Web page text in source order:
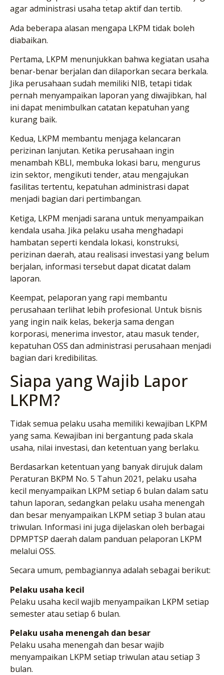
agar administrasi usaha tetap aktif dan tertib.
Ada beberapa alasan mengapa LKPM tidak boleh
diabaikan.
Pertama, LKPM menunjukkan bahwa kegiatan usaha
benar-benar berjalan dan dilaporkan secara berkala.
Jika perusahaan sudah memiliki NIB, tetapi tidak
pernah menyampaikan laporan yang diwajibkan, hal
ini dapat menimbulkan catatan kepatuhan yang
kurang baik.
Kedua, LKPM membantu menjaga kelancaran
perizinan lanjutan. Ketika perusahaan ingin
menambah KBLI, membuka lokasi baru, mengurus
izin sektor, mengikuti tender, atau mengajukan
fasilitas tertentu, kepatuhan administrasi dapat
menjadi bagian dari pertimbangan.
Ketiga, LKPM menjadi sarana untuk menyampaikan
kendala usaha. Jika pelaku usaha menghadapi
hambatan seperti kendala lokasi, konstruksi,
perizinan daerah, atau realisasi investasi yang belum
berjalan, informasi tersebut dapat dicatat dalam
laporan.
Keempat, pelaporan yang rapi membantu
perusahaan terlihat lebih profesional. Untuk bisnis
yang ingin naik kelas, bekerja sama dengan
korporasi, menerima investor, atau masuk tender,
kepatuhan OSS dan administrasi perusahaan menjadi
bagian dari kredibilitas.
Siapa yang Wajib Lapor
LKPM?
Tidak semua pelaku usaha memiliki kewajiban LKPM
yang sama. Kewajiban ini bergantung pada skala
usaha, nilai investasi, dan ketentuan yang berlaku.
Berdasarkan ketentuan yang banyak dirujuk dalam
Peraturan BKPM No. 5 Tahun 2021, pelaku usaha
kecil menyampaikan LKPM setiap 6 bulan dalam satu
tahun laporan, sedangkan pelaku usaha menengah
dan besar menyampaikan LKPM setiap 3 bulan atau
triwulan. Informasi ini juga dijelaskan oleh berbagai
DPMPTSP daerah dalam panduan pelaporan LKPM
melalui OSS.
Secara umum, pembagiannya adalah sebagai berikut:
Pelaku usaha kecil
Pelaku usaha kecil wajib menyampaikan LKPM setiap
semester atau setiap 6 bulan.
Pelaku usaha menengah dan besar
Pelaku usaha menengah dan besar wajib
menyampaikan LKPM setiap triwulan atau setiap 3
bulan.